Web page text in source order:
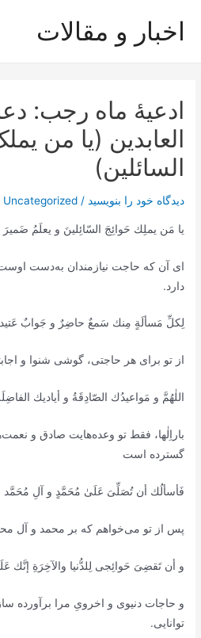
اخبار و مقالات
ادعیۀ ماه رجب:
العابدین (یا من
السائلین)
دیدگاه‌ خود را بنویسید /
Uncategorized
يا مَن يملِك حَوائِجَ السّائِلينَ و يعلَمُ ضَميرَ
ای آن که حاجت نیازمندان به‌دست
دارد.
لِكلِّ مَسألَةٍ مِنك سَمعٌ حاضِرٌ و جَوابٌ عَتيد
از تو برای هر حاجتی، گوشی شنوا و
اللٰهُمَّ و مَواعيدُك الصّادِقَةُ و أياديك
باراِلٰها، فقط تو وعده‌هایت صادق‌ و
گسترده است
فَأسألُك أن تُصَلِّىَ عَلَىٰ مُحَمَّدٍ و آلِ مُحَمَّد
پس از تو می‌خواهم که بر محمد و آل
و أن تَقضِىَ حَوائِجى لِلدُّنيا والآخِرَةِ
و حاجات دنیوی و اخرویِ مرا برآورده
توانایی.